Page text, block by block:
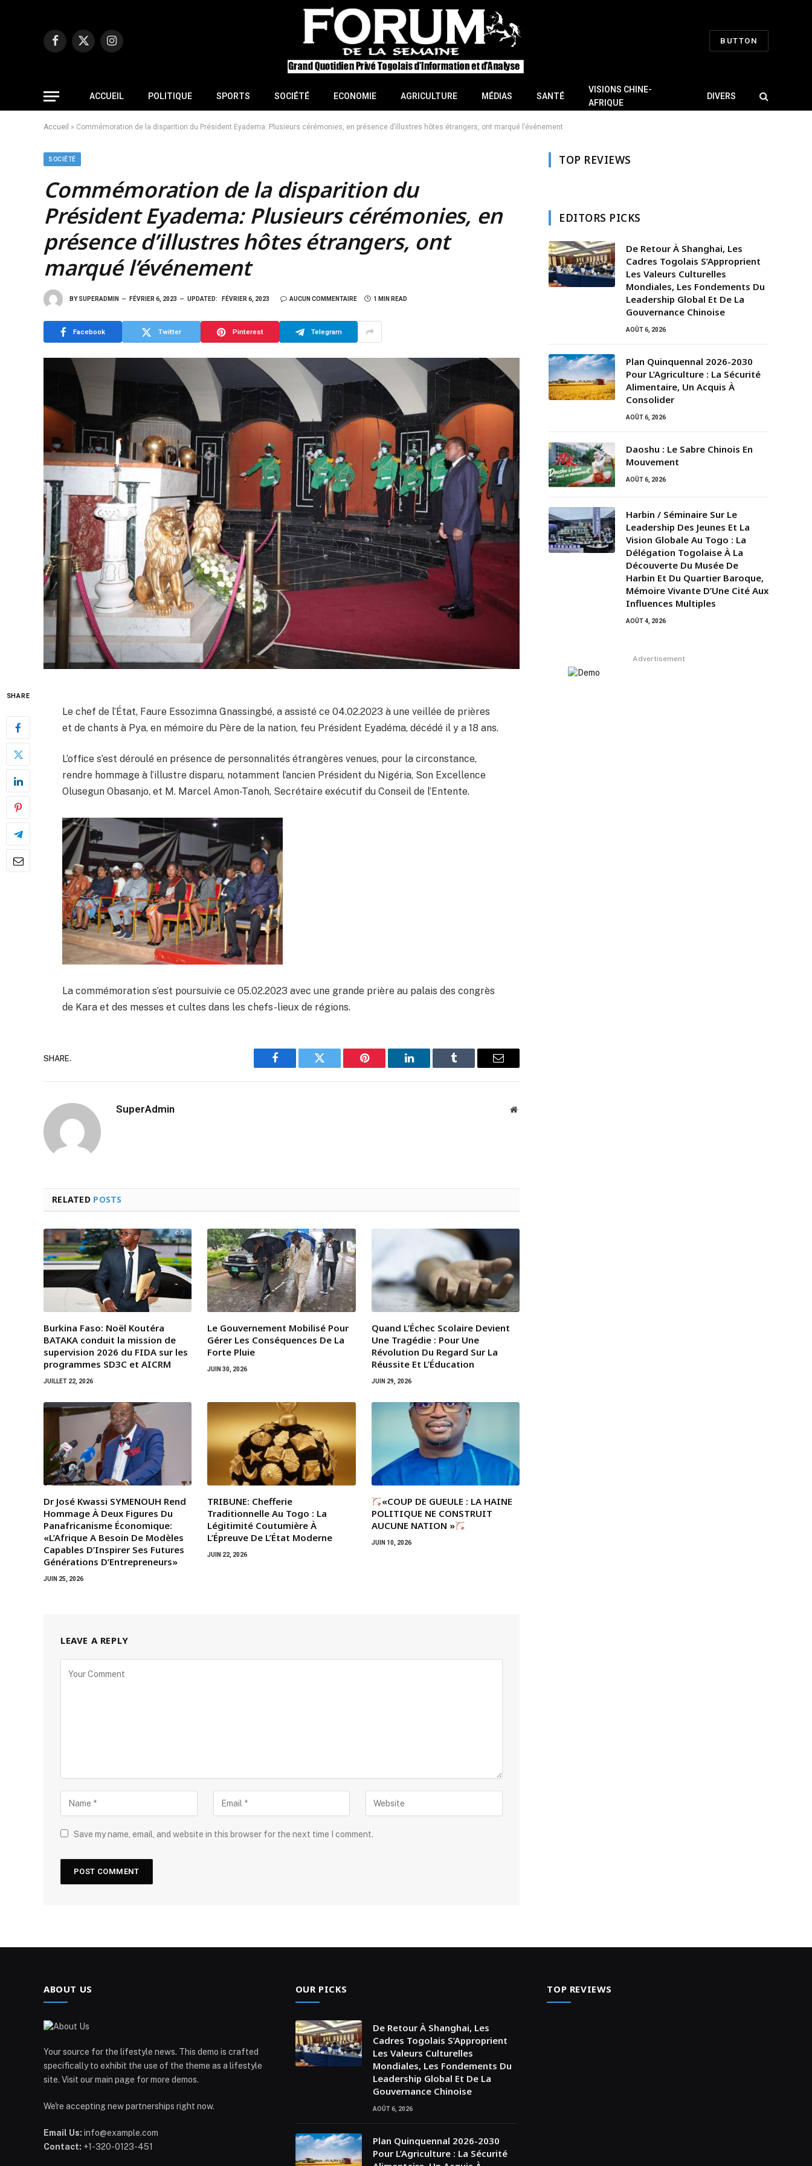
Facebook
X
Instagram
BUTTON
ACCUEIL POLITIQUE SPORTS SOCIÉTÉ ECONOMIE AGRICULTURE MÉDIAS SANTÉ
VISIONS CHINE-
AFRIQUE
DIVERS
Accueil » Commémoration de la disparition du Président Eyadema: Plusieurs cérémonies, en présence d’illustres hôtes étrangers, ont marqué l’événement
SOCIÉTÉ
Commémoration de la disparition du
Président Eyadema: Plusieurs cérémonies, en
présence d’illustres hôtes étrangers, ont
marqué l’événement
BY SUPERADMIN FÉVRIER 6, 2023 UPDATED: FÉVRIER 6, 2023 AUCUN COMMENTAIRE 1 MIN READ
Facebook Twitter Pinterest Telegram
SHARE
Le chef de l’État, Faure Essozimna Gnassingbé, a assisté ce 04.02.2023 à une veillée de prières
et de chants à Pya, en mémoire du Père de la nation, feu Président Eyadéma, décédé il y a 18 ans.
L’office s’est déroulé en présence de personnalités étrangères venues, pour la circonstance,
rendre hommage à l’illustre disparu, notamment l’ancien Président du Nigéria, Son Excellence
Olusegun Obasanjo, et M. Marcel Amon-Tanoh, Secrétaire exécutif du Conseil de l’Entente.
La commémoration s’est poursuivie ce 05.02.2023 avec une grande prière au palais des congrès
de Kara et des messes et cultes dans les chefs-lieux de régions.
SHARE.
Facebook Twitter Pinterest LinkedIn Tumblr Email
SuperAdmin Website
RELATED POSTS
Burkina Faso: Noël Koutéra
BATAKA conduit la mission de
supervision 2026 du FIDA sur les
programmes SD3C et AICRM
JUILLET 22, 2026
Le Gouvernement Mobilisé Pour
Gérer Les Conséquences De La
Forte Pluie
JUIN 30, 2026
Quand L’Échec Scolaire Devient
Une Tragédie : Pour Une
Révolution Du Regard Sur La
Réussite Et L’Éducation
JUIN 29, 2026
Dr José Kwassi SYMENOUH Rend
Hommage À Deux Figures Du
Panafricanisme Économique:
«L’Afrique A Besoin De Modèles
Capables D’Inspirer Ses Futures
Générations D’Entrepreneurs»
JUIN 25, 2026
TRIBUNE: Chefferie
Traditionnelle Au Togo : La
Légitimité Coutumière À
L’Épreuve De L’État Moderne
JUIN 22, 2026
«COUP DE GUEULE : LA HAINE
POLITIQUE NE CONSTRUIT
AUCUNE NATION »
JUIN 10, 2026
LEAVE A REPLY
Save my name, email, and website in this browser for the next time I comment.
TOP REVIEWS
EDITORS PICKS
De Retour À Shanghai, Les
Cadres Togolais S’Approprient
Les Valeurs Culturelles
Mondiales, Les Fondements Du
Leadership Global Et De La
Gouvernance Chinoise
AOÛT 6, 2026
Plan Quinquennal 2026-2030
Pour L’Agriculture : La Sécurité
Alimentaire, Un Acquis À
Consolider
AOÛT 6, 2026
Daoshu : Le Sabre Chinois En
Mouvement
AOÛT 6, 2026
Harbin / Séminaire Sur Le
Leadership Des Jeunes Et La
Vision Globale Au Togo : La
Délégation Togolaise À La
Découverte Du Musée De
Harbin Et Du Quartier Baroque,
Mémoire Vivante D’Une Cité Aux
Influences Multiples
AOÛT 4, 2026
Advertisement
ABOUT US
Your source for the lifestyle news. This demo is crafted
specifically to exhibit the use of the theme as a lifestyle
site. Visit our main page for more demos.
We're accepting new partnerships right now.
Email Us: info@example.com
Contact: +1-320-0123-451
OUR PICKS
De Retour À Shanghai, Les
Cadres Togolais S’Approprient
Les Valeurs Culturelles
Mondiales, Les Fondements Du
Leadership Global Et De La
Gouvernance Chinoise
AOÛT 6, 2026
Plan Quinquennal 2026-2030
Pour L’Agriculture : La Sécurité
TOP REVIEWS